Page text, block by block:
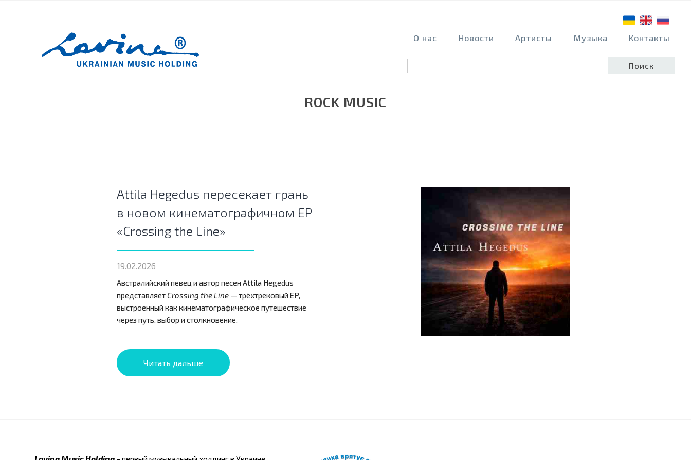
О нас Новости Артисты Музыка Контакты
ROCK MUSIC
Attila Hegedus пересекает грань
в новом кинематографичном EP
«Crossing the Line»
19.02.2026
Австралийский певец и автор песен Attila Hegedus
представляет Crossing the Line— трёхтрековый EP,
выстроенный как кинематографическое путешествие
через путь, выбор и столкновение.
Читать дальше